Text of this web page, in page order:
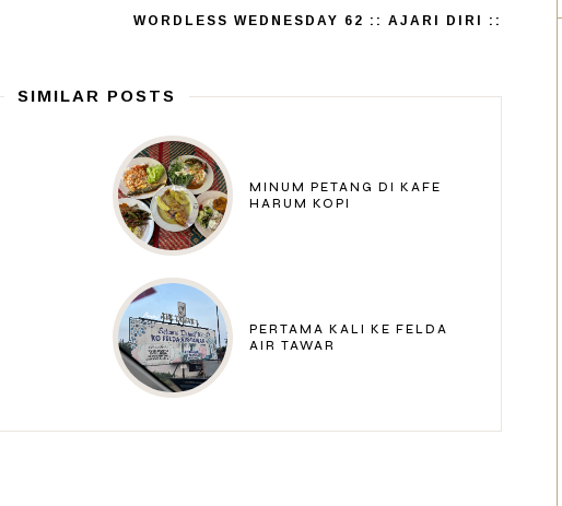
WORDLESS WEDNESDAY 62 :: AJARI DIRI ::
SIMILAR POSTS
MINUM PETANG DI KAFE
HARUM KOPI
PERTAMA KALI KE FELDA
AIR TAWAR